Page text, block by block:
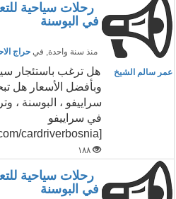
رحلات سياحية
في البوسنة
منذ سنة واحدة, في حراج
عمر سالم الشيخ
هل ترغب باستئجار
وبأفضل الأسعار هل
سراييفو ، البوسنة ،
في سراييفو
[url=https://x.com/cardriverbosnia/]خدمة تأجير...
١٨٨
رحلات سياحية
في البوسنة